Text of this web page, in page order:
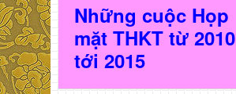
Những cuộc Họp
mặt THKT từ 2010
tới 2015